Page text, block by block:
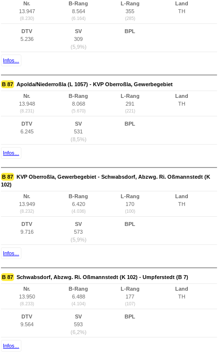
Nr.
13.947
(8.230)
B-Rang
8.564
(6.164)
L-Rang
355
(285)
Land
TH
DTV
5.236
SV
309
(5,9%)
BPL
Infos...
B 87 Apolda/Niederroßla (L 1057) - KVP Oberroßla, Gewerbegebiet
Nr.
13.948
(8.231)
B-Rang
8.068
(5.670)
L-Rang
291
(221)
Land
TH
DTV
6.245
SV
531
(8,5%)
BPL
Infos...
B 87 KVP Oberroßla, Gewerbegebiet - Schwabsdorf, Abzwg. Ri. Oßmannstedt (K
102)
Nr.
13.949
(8.232)
B-Rang
6.420
(4.036)
L-Rang
170
(100)
Land
TH
DTV
9.716
SV
573
(5,9%)
BPL
Infos...
B 87 Schwabsdorf, Abzwg. Ri. Oßmannstedt (K 102) - Umpferstedt (B 7)
Nr.
13.950
(8.233)
B-Rang
6.488
(4.104)
L-Rang
177
(107)
Land
TH
DTV
9.564
SV
593
(6,2%)
BPL
Infos...